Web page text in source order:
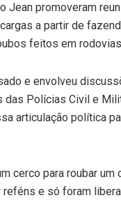
Jean promoveram
a partir de
feitos em
e envolveu
Polícias Civil e
articulação política
cerco para roubar um
e só foram